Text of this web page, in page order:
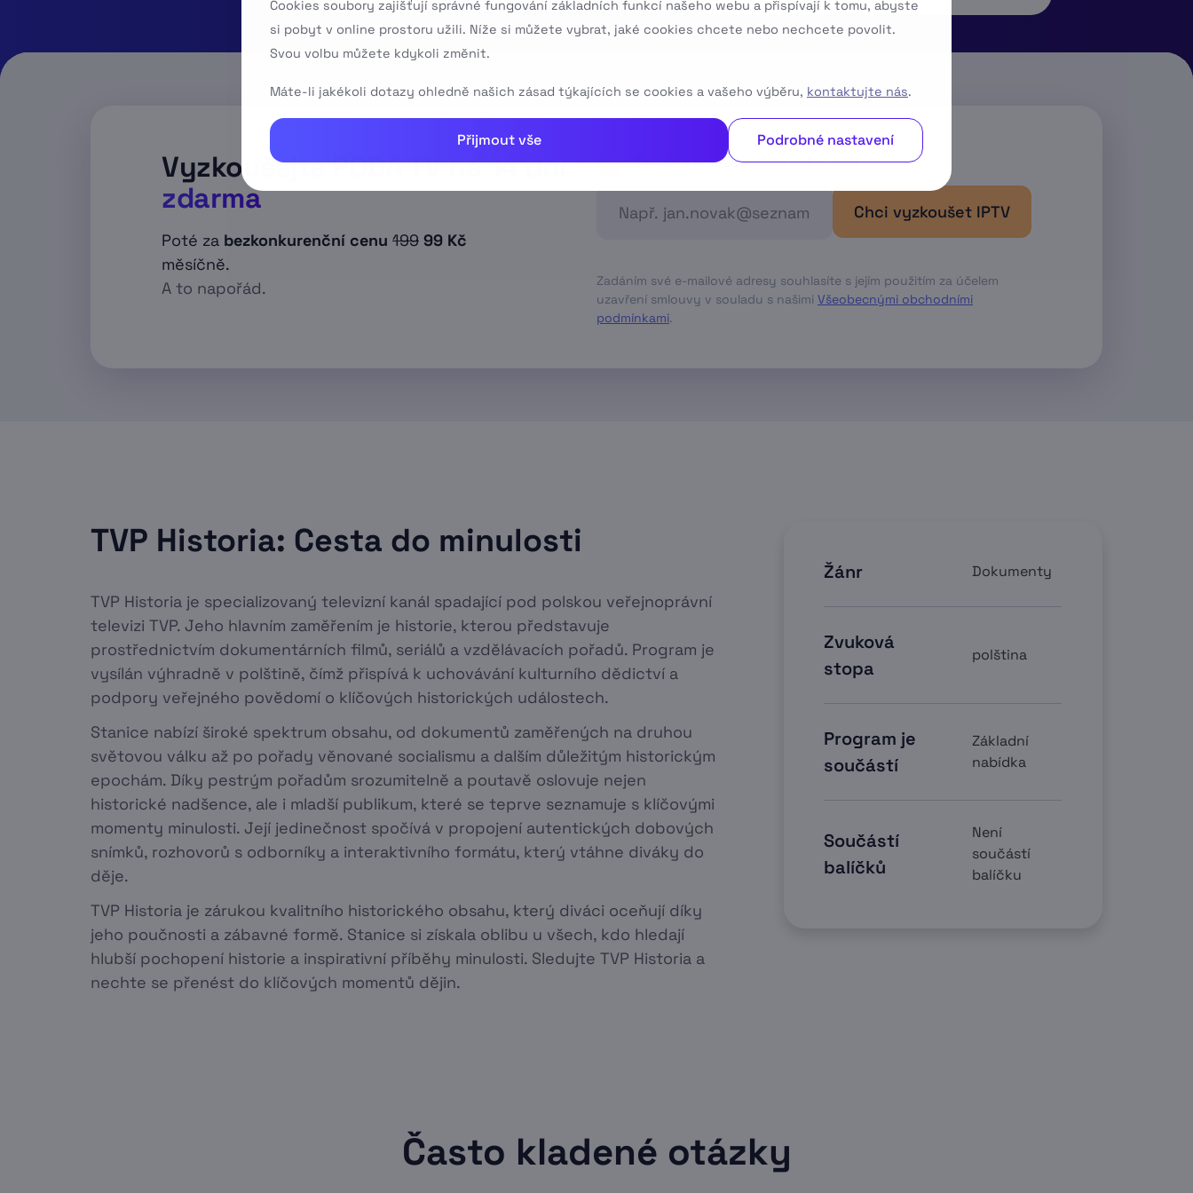
Vyzkoušejte PODA TV na14 dní
zdarma
Poté za bezkonkurenční cenu 199 99 Kč
měsíčně.
A to napořád.
1 Začněte tím, že zadáte váš e-mail
Chci vyzkoušet IPTV
Zadáním své e-mailové adresy souhlasíte s jejím použitím za účelem
uzavření smlouvy v souladu s našimi Všeobecnými obchodními
podmínkami.
TVP Historia: Cesta do minulosti
TVP Historia je specializovaný televizní kanál spadající pod polskou veřejnoprávní
televizi TVP. Jeho hlavním zaměřením je historie, kterou představuje
prostřednictvím dokumentárních filmů, seriálů a vzdělávacích pořadů. Program je
vysílán výhradně v polštině, čímž přispívá k uchovávání kulturního dědictví a
podpory veřejného povědomí o klíčových historických událostech.
Stanice nabízí široké spektrum obsahu, od dokumentů zaměřených na druhou
světovou válku až po pořady věnované socialismu a dalším důležitým historickým
epochám. Díky pestrým pořadům srozumitelně a poutavě oslovuje nejen
historické nadšence, ale i mladší publikum, které se teprve seznamuje s klíčovými
momenty minulosti. Její jedinečnost spočívá v propojení autentických dobových
snímků, rozhovorů s odborníky a interaktivního formátu, který vtáhne diváky do
děje.
TVP Historia je zárukou kvalitního historického obsahu, který diváci oceňují díky
jeho poučnosti a zábavné formě. Stanice si získala oblibu u všech, kdo hledají
hlubší pochopení historie a inspirativní příběhy minulosti. Sledujte TVP Historia a
nechte se přenést do klíčových momentů dějin.
Žánr Dokumenty
Zvuková
stopa
polština
Program je
součástí
Základní
nabídka
Součástí
balíčků
Není
součástí
balíčku
Často kladené otázky
Cookies soubory zajišťují správné fungování základních funkcí našeho webu a přispívají k tomu, abyste
si pobyt v online prostoru užili. Níže si můžete vybrat, jaké cookies chcete nebo nechcete povolit.
Svou volbu můžete kdykoli změnit.
Máte-li jakékoli dotazy ohledně našich zásad týkajících se cookies a vašeho výběru, kontaktujte nás.
Přijmout vše Podrobné nastavení